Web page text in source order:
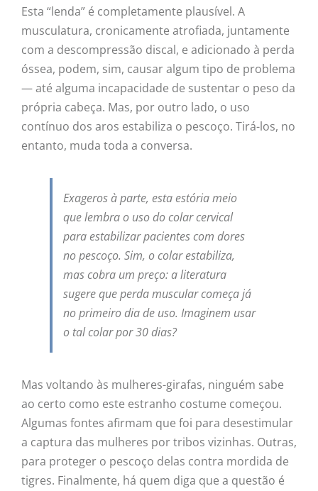
Esta “lenda” é completamente plausível. A
musculatura, cronicamente atrofiada, juntamente
com a descompressão discal, e adicionado à perda
óssea, podem, sim, causar algum tipo de problema
— até alguma incapacidade de sustentar o peso da
própria cabeça. Mas, por outro lado, o uso
contínuo dos aros estabiliza o pescoço. Tirá-los, no
entanto, muda toda a conversa.
Exageros à parte, esta estória meio
que lembra o uso do colar cervical
para estabilizar pacientes com dores
no pescoço. Sim, o colar estabiliza,
mas cobra um preço: a literatura
sugere que perda muscular começa já
no primeiro dia de uso. Imaginem usar
o tal colar por 30 dias?
Mas voltando às mulheres-girafas, ninguém sabe
ao certo como este estranho costume começou.
Algumas fontes afirmam que foi para desestimular
a captura das mulheres por tribos vizinhas. Outras,
para proteger o pescoço delas contra mordida de
tigres. Finalmente, há quem diga que a questão é